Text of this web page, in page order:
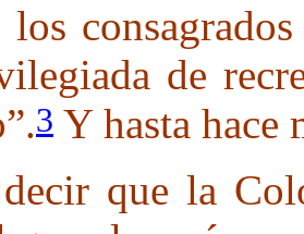
los
de
3 Y hasta hace
que la